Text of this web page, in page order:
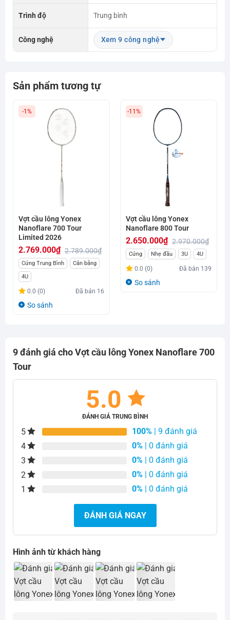
Trình độ Trung bình
Công nghệ Xem 9 công nghệ
Sản phẩm tương tự
-1%
Vợt cầu lông Yonex
Nanoflare 700 Tour
Limited 2026
2.789.000₫
Giá
gốc
là:
2.789.000₫.
2.769.000₫
Giá
hiện
tại
là:
Cứng Trung Bình
Cân bằng
4U
0.0 (0) Đã bán 16
So sánh
-11%
Vợt cầu lông Yonex
Nanoflare 800 Tour
2.970.000₫
Giá
gốc
là:
2.650.000₫
Giá
hiện
tại
Cứng Nhẹ đầu 3U 4U
0.0 (0) Đã bán 139
So sánh
9 đánh giá choVợt cầu lông Yonex Nanoflare 700
Tour
5.0
ĐÁNH GIÁ TRUNG BÌNH
5 100% | 9 đánh giá
4
0% | 0 đánh giá
3
0% | 0 đánh giá
2
0% | 0 đánh giá
1
0% | 0 đánh giá
ĐÁNH GIÁ NGAY
Hình ảnh từ khách hàng